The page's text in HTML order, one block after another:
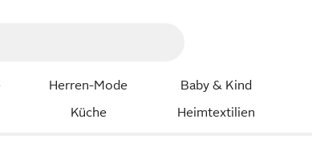
Herren-Mode Baby & Kind
Küche Heimtextilien